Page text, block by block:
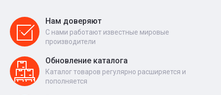
Нам доверяют
С нами работают известные мировые
производители
Обновление каталога
Каталог товаров регулярно расширяется и
пополняется